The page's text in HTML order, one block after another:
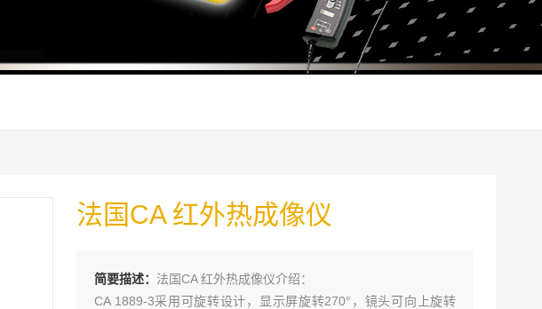
法国CA 红外热成像仪
简要描述： 法国CA 红外热成像仪介绍：
CA 1889-3采用可旋转设计，显示屏旋转270°，镜头可向上旋转